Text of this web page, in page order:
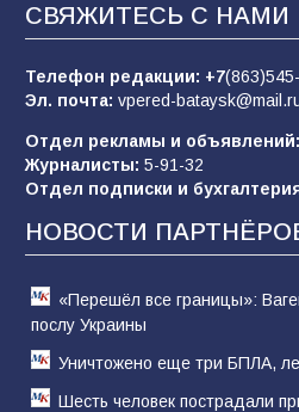
«Слухами Москву не
заявления Киева о
отчаяние, а не разведка
83 02.08.2026
Командовал боем до
60 05.08.2026
СВЯЖИТЕСЬ С НАМИ
Телефон редакции: +7
Эл. почта: vpered-
Отдел рекламы и объявлений:
Журналисты: 5-91-32
Отдел подписки и
НОВОСТИ
«Перешёл все границы»:
послу Украины
Уничтожено еще три БПЛА,
Шесть человек пострадали